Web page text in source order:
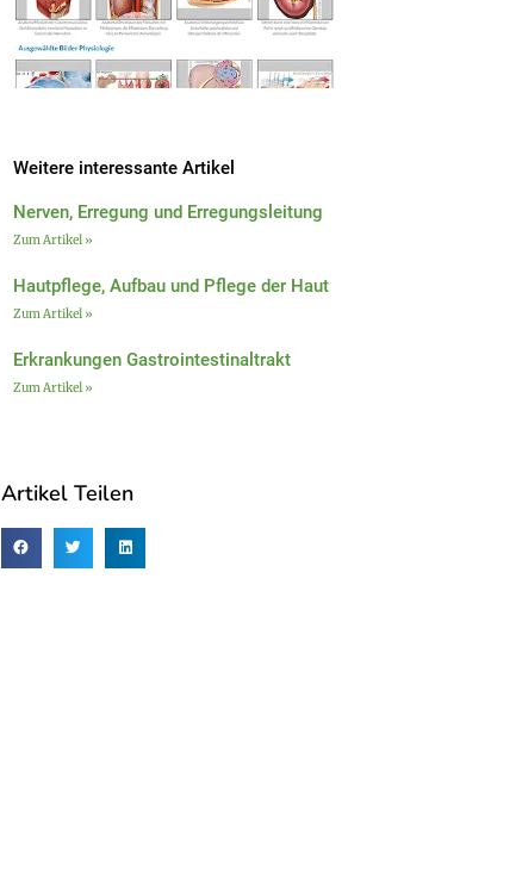
Weitere interessante Artikel
Nerven, Erregung und Erregungsleitung
Zum Artikel »
Hautpflege, Aufbau und Pflege der Haut
Zum Artikel »
Erkrankungen Gastrointestinaltrakt
Zum Artikel »
Artikel Teilen